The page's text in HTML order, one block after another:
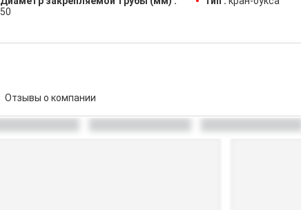
50
Отзывы о компании